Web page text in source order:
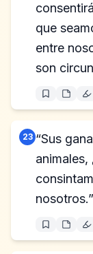
que
entre
son
23 “Sus
animales,
nosotros.”